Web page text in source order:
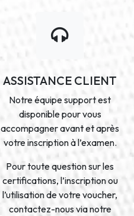
ASSISTANCE CLIENT
Notre équipe support est
disponible pour vous
accompagner avant et après
votre inscription à l’examen.
Pour toute question sur les
certifications, l’inscription ou
l’utilisation de votre voucher,
contactez-nous via notre